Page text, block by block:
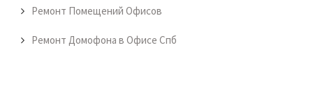
Ремонт Помещений Офисов
Ремонт Домофона в Офисе Спб